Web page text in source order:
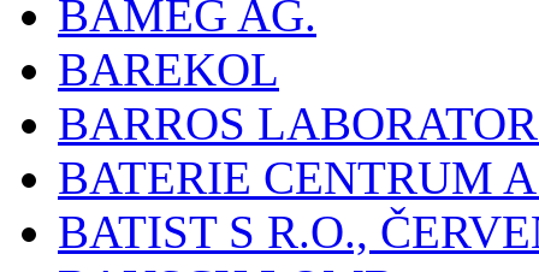
BAMEG AG.
BAREKOL
BARROS
BATERIE CENTRUM
BATIST S R.O.,